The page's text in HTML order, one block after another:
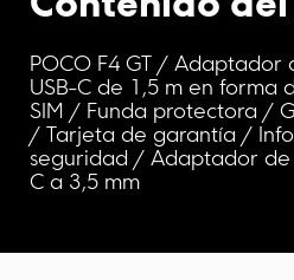
POCO F4 GT / Adaptador
USB-C de 1,5 m en forma
SIM / Funda protectora /
/ Tarjeta de garantía /
seguridad / Adaptador de
C a 3,5 mm